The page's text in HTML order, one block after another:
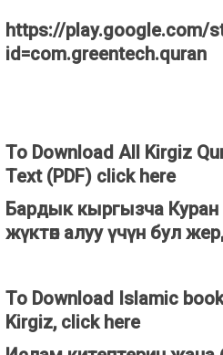
https://play.google.com/
id=com.greentech.quran
To Download All Kirgiz
Text (PDF) click here
Бардык кыргызча
жүктөп алуу үчүн бул
To Download Islamic
Kirgiz, click here